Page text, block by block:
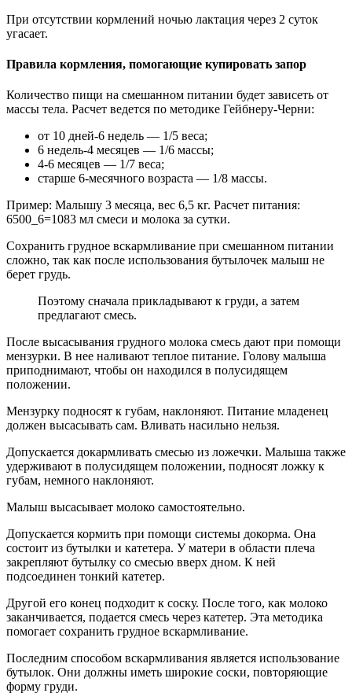
При отсутствии кормлений ночью лактация через 2 суток
угасает.
Правила кормления, помогающие купировать запор
Количество пищи на смешанном питании будет зависеть от
массы тела. Расчет ведется по методике Гейбнеру-Черни:
от 10 дней-6 недель — 1/5 веса;
6 недель-4 месяцев — 1/6 массы;
4-6 месяцев — 1/7 веса;
старше 6-месячного возраста — 1/8 массы.
Пример: Малышу 3 месяца, вес 6,5 кг. Расчет питания:
6500_6=1083 мл смеси и молока за сутки.
Сохранить грудное вскармливание при смешанном питании
сложно, так как после использования бутылочек малыш не
берет грудь.
Поэтому сначала прикладывают к груди, а затем
предлагают смесь.
После высасывания грудного молока смесь дают при помощи
мензурки. В нее наливают теплое питание. Голову малыша
приподнимают, чтобы он находился в полусидящем
положении.
Мензурку подносят к губам, наклоняют. Питание младенец
должен высасывать сам. Вливать насильно нельзя.
Допускается докармливать смесью из ложечки. Малыша также
удерживают в полусидящем положении, подносят ложку к
губам, немного наклоняют.
Малыш высасывает молоко самостоятельно.
Допускается кормить при помощи системы докорма. Она
состоит из бутылки и катетера. У матери в области плеча
закрепляют бутылку со смесью вверх дном. К ней
подсоединен тонкий катетер.
Другой его конец подходит к соску. После того, как молоко
заканчивается, подается смесь через катетер. Эта методика
помогает сохранить грудное вскармливание.
Последним способом вскармливания является использование
бутылок. Они должны иметь широкие соски, повторяющие
форму груди.